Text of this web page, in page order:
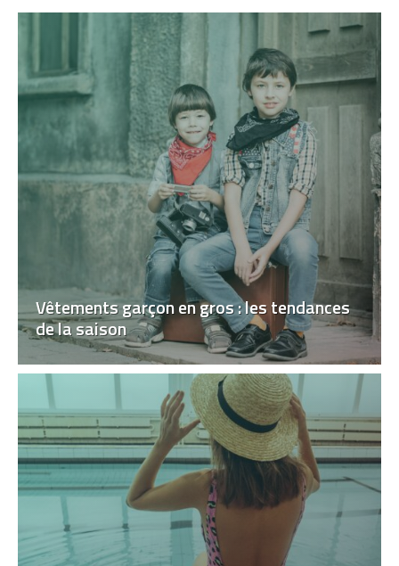
Vêtements garçon en gros : les tendances
de la saison